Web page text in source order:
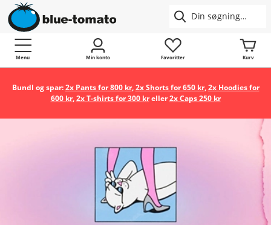
Menu Min konto Favoritter Kurv
Bundl og spar:2x Pants for 800 kr,2x Shorts for 650 kr,2x Hoodies for
600 kr,2x T-shirts for 300 kreller2x Caps 250 kr